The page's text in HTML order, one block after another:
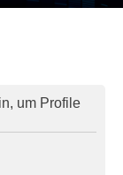
um Profile